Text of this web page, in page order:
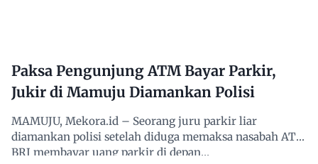
Paksa Pengunjung ATM Bayar Parkir,
Jukir di Mamuju Diamankan Polisi
MAMUJU, Mekora.id – Seorang juru parkir liar
diamankan polisi setelah diduga memaksa nasabah ATM
BRI membayar uang parkir di depan…